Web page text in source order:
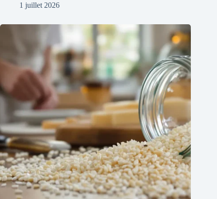
1 juillet 2026